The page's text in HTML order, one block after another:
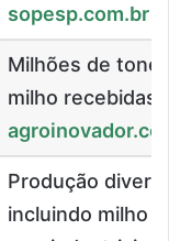
sopesp.com.br
Milhões de
milho recebidas
Produção
incluindo milho